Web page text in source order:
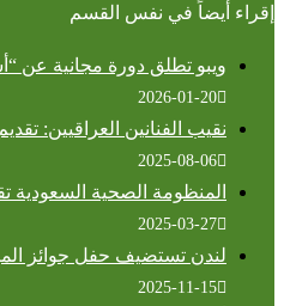
إقراء أيضاً في نفس القسم
ويبو تطلق دورة مجانية عن
2026-01-20
نقيب الفنانين العراقيين: تقديم 423 فيلمًا عراقيًا وعربيًا للمشاركة في مهرجان بغداد السينمائي
2025-08-06
المنظومة الصحية السعودية تقدّم أكثر من 65 ألف خدمة لضيوف الرحمن في
2025-03-27
لندن تستضيف حفل جوائز
2025-11-15